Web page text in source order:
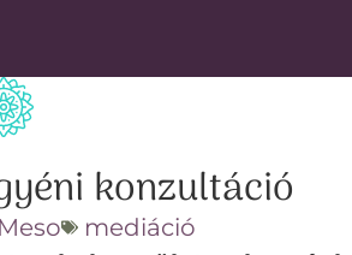
konzultáció
Meso
mediáció